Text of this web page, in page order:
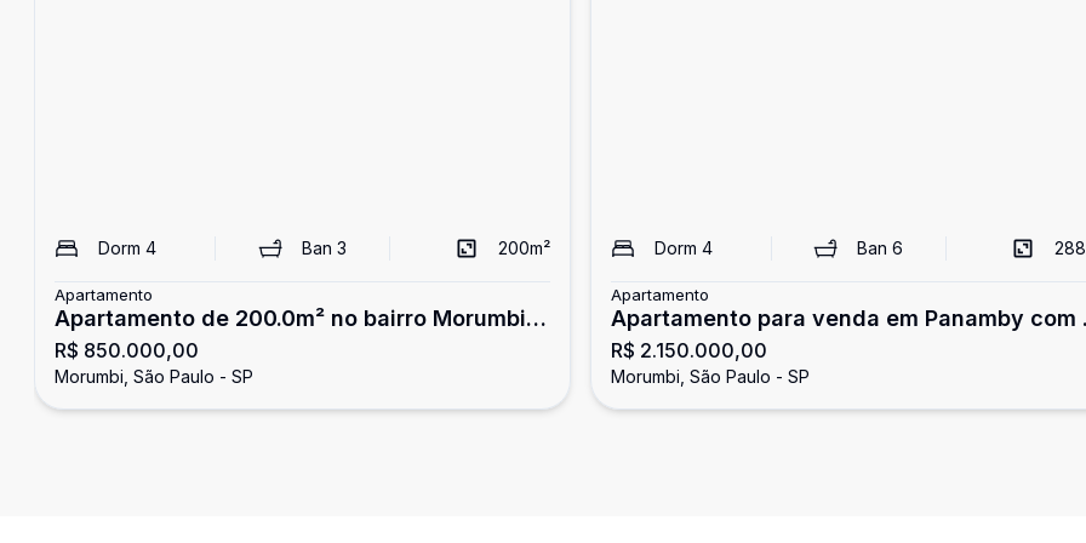
Dorm 4 Ban3 200m²
Apartamento
Apartamento de 200.0m² no bairro Morumbi,
com 4 quartos (2 suítes), 5 banheiros e 5
vagas de garagem
R$ 850.000,00
Morumbi, São Paulo - SP
Dorm 4 Ban6 288
Apartamento
Apartamento para venda em Panamby com
quartos, sendo 4 suítes , 288m²
R$ 2.150.000,00
Morumbi, São Paulo - SP